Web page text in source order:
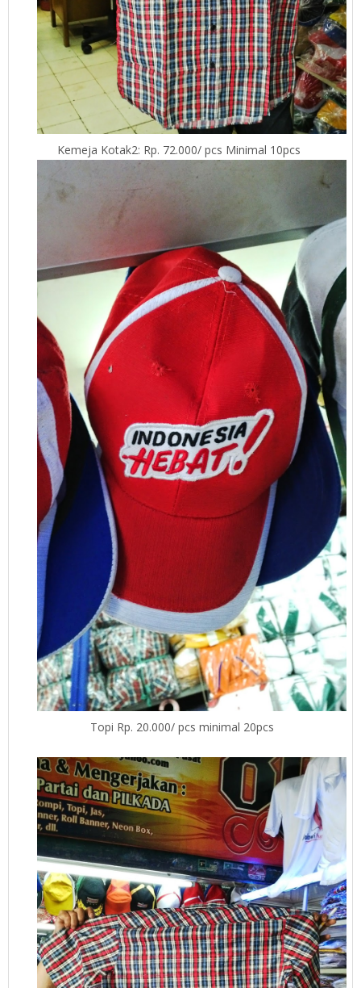
Kemeja Kotak2: Rp. 72.000/ pcs Minimal 10pcs
Topi Rp. 20.000/ pcs minimal 20pcs